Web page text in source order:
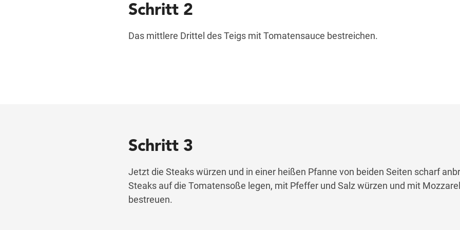
Schritt 2
Das mittlere Drittel des Teigs mit Tomatensauce bestreichen.
Schritt 3
Jetzt die Steaks würzen und in einer heißen Pfanne von beiden Seiten scharf
Steaks auf die Tomatensoße legen, mit Pfeffer und Salz würzen und mit
bestreuen.